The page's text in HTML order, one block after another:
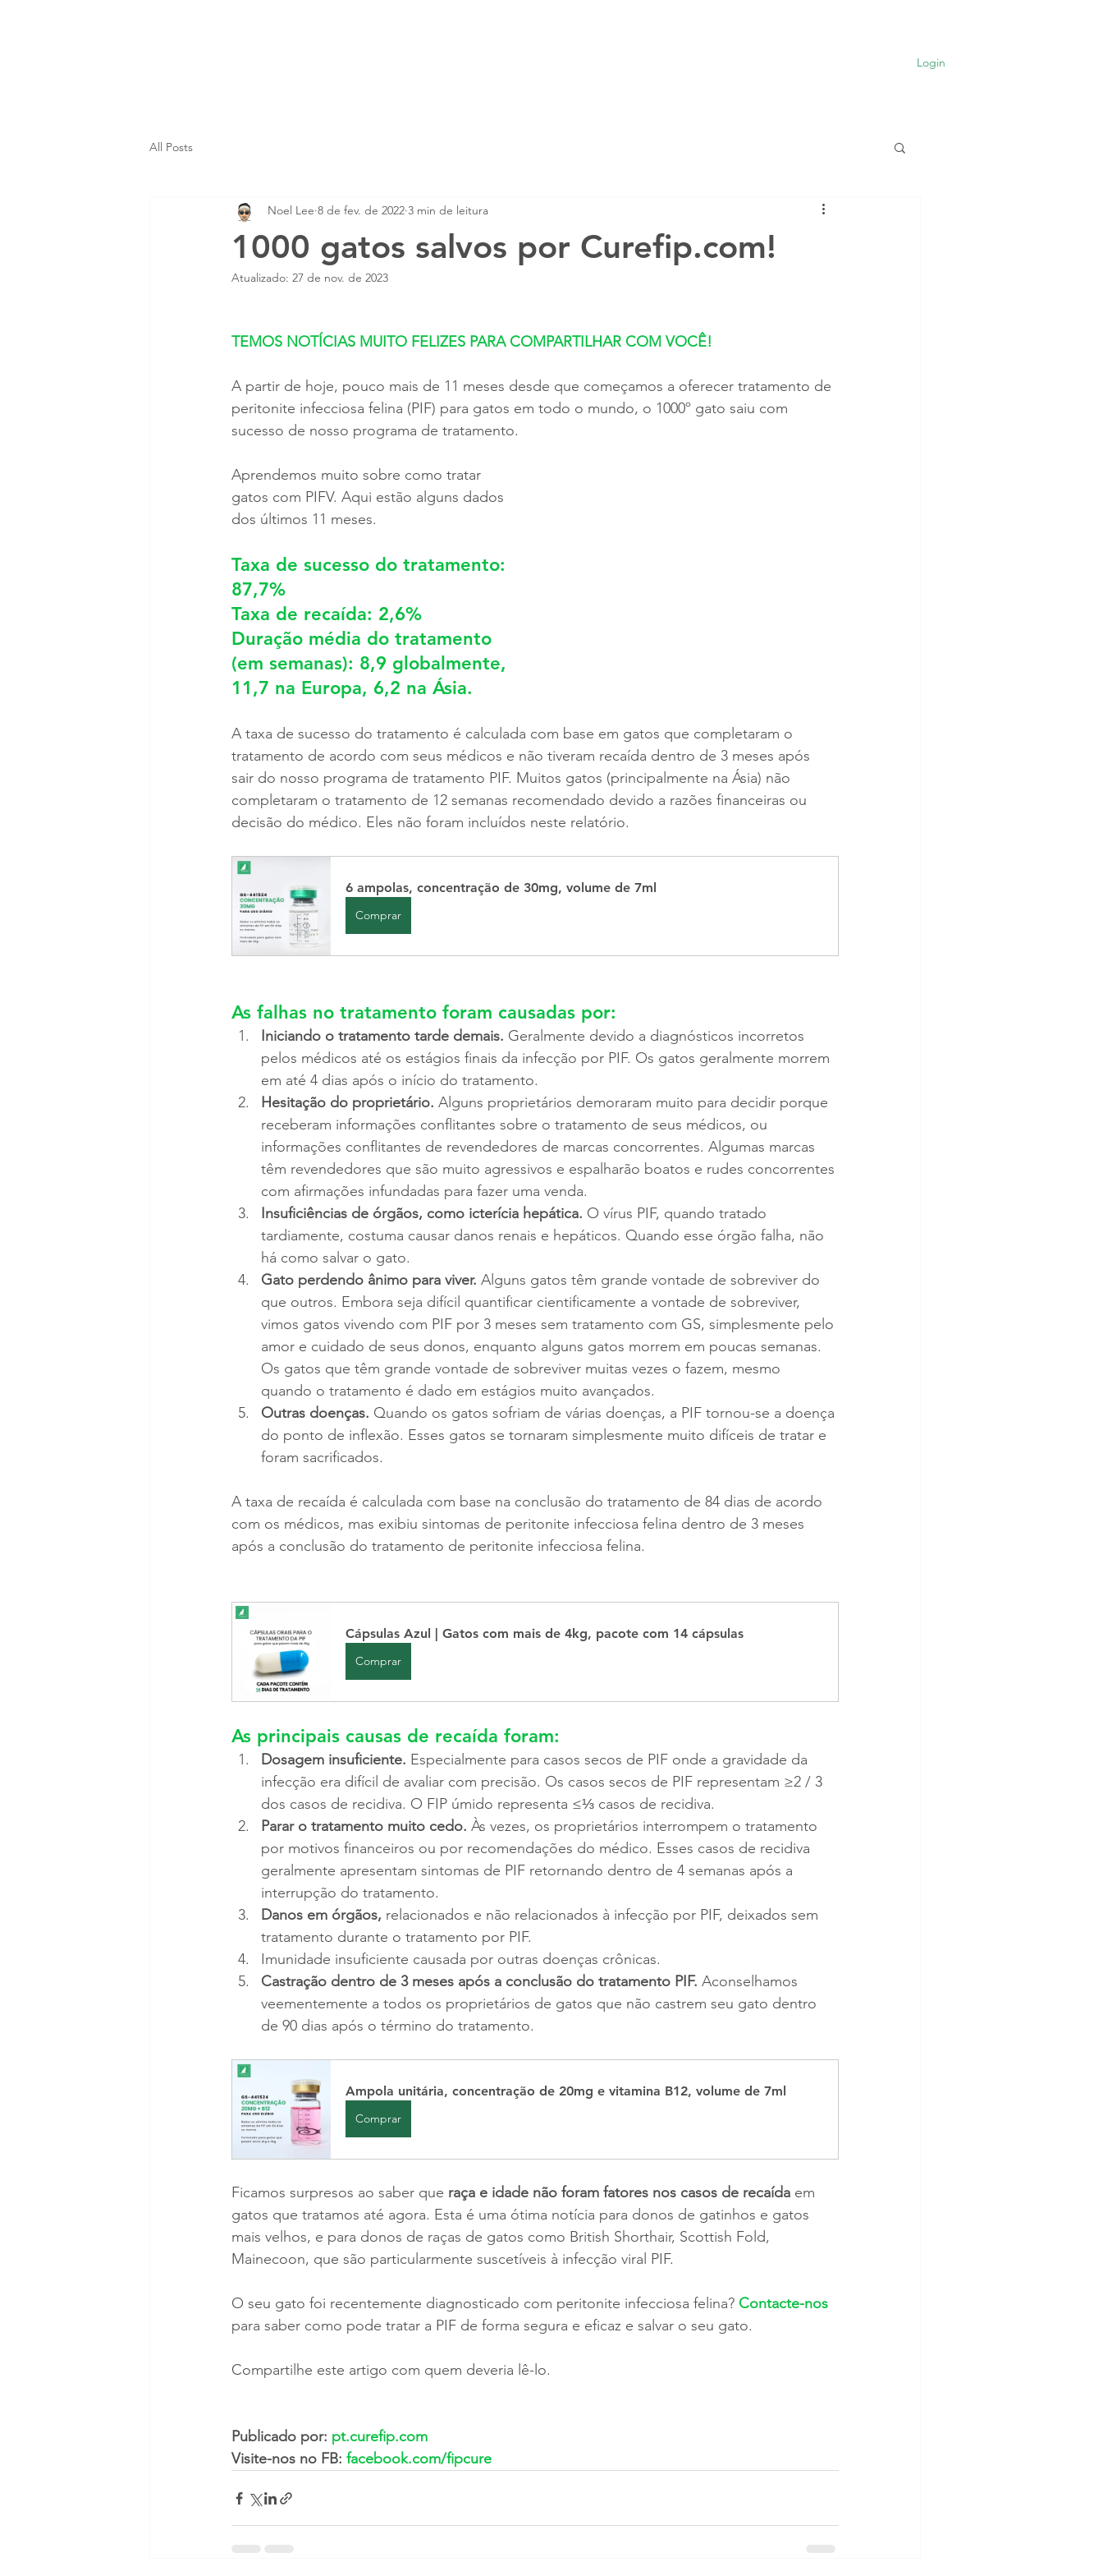
Login
All Posts
1000 gatos salvos por Curefip.com!
Noel Lee 8 de fev. de 2022 3 min de leitura
Atualizado: 27 de nov. de 2023
TEMOS NOTÍCIAS MUITO FELIZES PARA COMPARTILHAR COM VOCÊ!
A partir de hoje, pouco mais de 11 meses desde que começamos a oferecer tratamento de
peritonite infecciosa felina (PIF) para gatos em todo o mundo, o 1000º gato saiu com
sucesso de nosso programa de tratamento.
Aprendemos muito sobre como tratar
gatos com PIFV. Aqui estão alguns dados
dos últimos 11 meses.
Taxa de sucesso do tratamento:
87,7%
Taxa de recaída: 2,6%
Duração média do tratamento
(em semanas): 8,9 globalmente,
11,7 na Europa, 6,2 na Ásia.
A taxa de sucesso do tratamento é calculada com base em gatos que completaram o
tratamento de acordo com seus médicos e não tiveram recaída dentro de 3 meses após
sair do nosso programa de tratamento PIF. Muitos gatos (principalmente na Ásia) não
completaram o tratamento de 12 semanas recomendado devido a razões financeiras ou
decisão do médico. Eles não foram incluídos neste relatório.
6 ampolas, concentração de 30mg, volume de 7ml
Comprar
As falhas no tratamento foram causadas por:
Iniciando o tratamento tarde demais. Geralmente devido a diagnósticos incorretos
pelos médicos até os estágios finais da infecção por PIF. Os gatos geralmente morrem
em até 4 dias após o início do tratamento.
Hesitação do proprietário. Alguns proprietários demoraram muito para decidir porque
receberam informações conflitantes sobre o tratamento de seus médicos, ou
informações conflitantes de revendedores de marcas concorrentes. Algumas marcas
têm revendedores que são muito agressivos e espalharão boatos e rudes concorrentes
com afirmações infundadas para fazer uma venda.
Insuficiências de órgãos, como icterícia hepática. O vírus PIF, quando tratado
tardiamente, costuma causar danos renais e hepáticos. Quando esse órgão falha, não
há como salvar o gato.
Gato perdendo ânimo para viver. Alguns gatos têm grande vontade de sobreviver do
que outros. Embora seja difícil quantificar cientificamente a vontade de sobreviver,
vimos gatos vivendo com PIF por 3 meses sem tratamento com GS, simplesmente pelo
amor e cuidado de seus donos, enquanto alguns gatos morrem em poucas semanas.
Os gatos que têm grande vontade de sobreviver muitas vezes o fazem, mesmo
quando o tratamento é dado em estágios muito avançados.
Outras doenças. Quando os gatos sofriam de várias doenças, a PIF tornou-se a doença
do ponto de inflexão. Esses gatos se tornaram simplesmente muito difíceis de tratar e
foram sacrificados.
A taxa de recaída é calculada com base na conclusão do tratamento de 84 dias de acordo
com os médicos, mas exibiu sintomas de peritonite infecciosa felina dentro de 3 meses
após a conclusão do tratamento de peritonite infecciosa felina.
Cápsulas Azul | Gatos com mais de 4kg, pacote com 14 cápsulas
Comprar
As principais causas de recaída foram:
Dosagem insuficiente. Especialmente para casos secos de PIF onde a gravidade da
infecção era difícil de avaliar com precisão. Os casos secos de PIF representam ≥2 / 3
dos casos de recidiva. O FIP úmido representa ≤⅓ casos de recidiva.
Parar o tratamento muito cedo. Às vezes, os proprietários interrompem o tratamento
por motivos financeiros ou por recomendações do médico. Esses casos de recidiva
geralmente apresentam sintomas de PIF retornando dentro de 4 semanas após a
interrupção do tratamento.
Danos em órgãos, relacionados e não relacionados à infecção por PIF, deixados sem
tratamento durante o tratamento por PIF.
Imunidade insuficiente causada por outras doenças crônicas.
Castração dentro de 3 meses após a conclusão do tratamento PIF. Aconselhamos
veementemente a todos os proprietários de gatos que não castrem seu gato dentro
de 90 dias após o término do tratamento.
Ampola unitária, concentração de 20mg e vitamina B12, volume de 7ml
Comprar
Ficamos surpresos ao saber que raça e idade não foram fatores nos casos de recaída em
gatos que tratamos até agora. Esta é uma ótima notícia para donos de gatinhos e gatos
mais velhos, e para donos de raças de gatos como British Shorthair, Scottish Fold,
Mainecoon, que são particularmente suscetíveis à infecção viral PIF.
O seu gato foi recentemente diagnosticado com peritonite infecciosa felina? Contacte-nos
para saber como pode tratar a PIF de forma segura e eficaz e salvar o seu gato.
Compartilhe este artigo com quem deveria lê-lo.
Publicado por: pt.curefip.com
Visite-nos no FB: facebook.com/fipcure